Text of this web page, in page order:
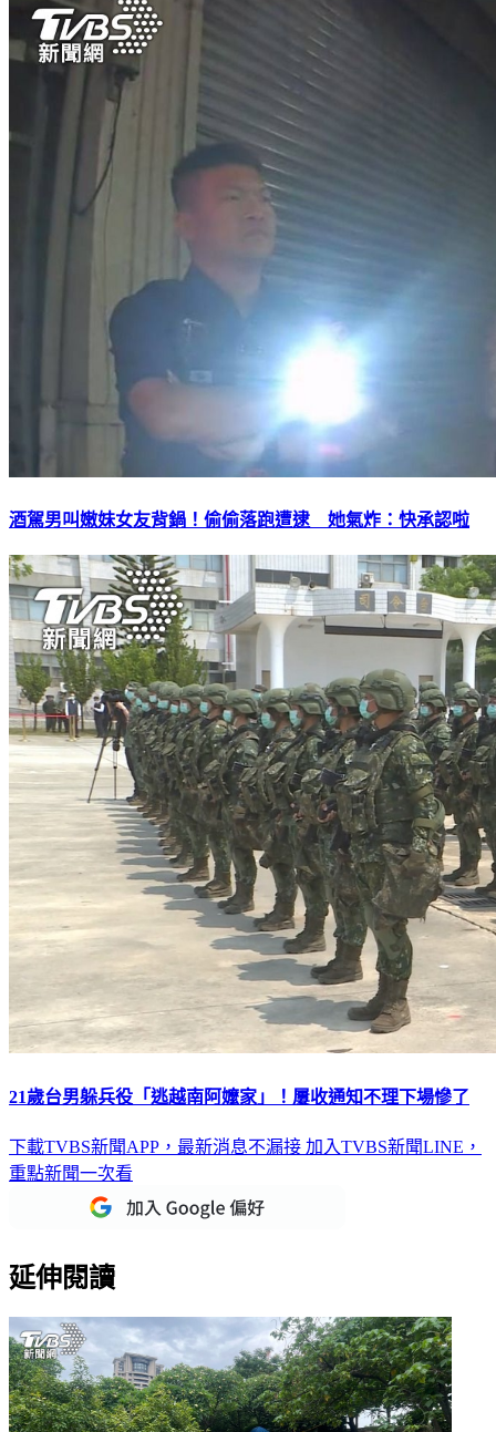
酒駕男叫嫩妹女友背鍋！偷偷落跑遭逮 她氣炸：快承認啦
21歲台男躲兵役「逃越南阿嬤家」！屢收通知不理下場慘了
下載TVBS新聞APP，最新消息不漏接 加入TVBS新聞LINE，
重點新聞一次看
延伸閱讀